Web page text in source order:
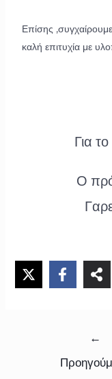
Επίσης
καλή επιτυχία με
Για
Ο
←